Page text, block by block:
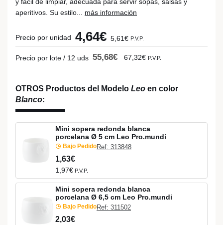
aperitivos. Su estilo... más información
Precio por unidad 4,64€ 5,61€ P.V.P.
Precio por lote / 12 uds 55,68€ 67,32€ P.V.P.
OTROS Productos del Modelo Leo en color
Blanco:
Mini sopera redonda blanca
porcelana Ø 5 cm Leo Pro.mundi
Bajo PedidoRef: 313848
1,63€
1,97€ P.V.P.
Mini sopera redonda blanca
porcelana Ø 6,5 cm Leo Pro.mundi
Bajo PedidoRef: 311502
2,03€